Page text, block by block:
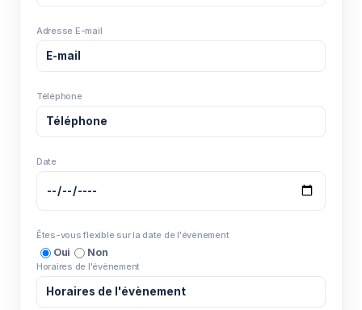
Adresse E-mail
Téléphone
Date
Êtes-vous flexible sur la date de l'évènement
Oui Non
Horaires de l'évènement